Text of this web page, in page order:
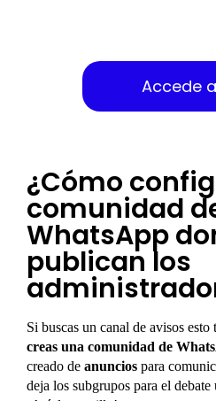
Accede
¿Cómo
comunidad
WhatsApp
publican los
Si buscas un canal de avisos
creas una comunidad de
creado de anuncios para
deja los subgrupos para el debate